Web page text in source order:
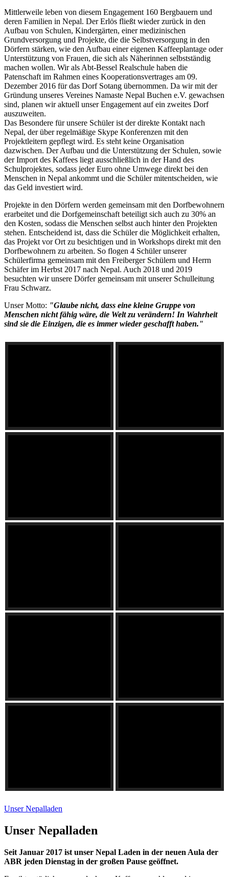
Mittlerweile leben von diesem Engagement 160 Bergbauern und
deren Familien in Nepal. Der Erlös fließt wieder zurück in den
Aufbau von Schulen, Kindergärten, einer medizinischen
Grundversorgung und Projekte, die die Selbstversorgung in den
Dörfern stärken, wie den Aufbau einer eigenen Kaffeeplantage oder
Unterstützung von Frauen, die sich als Näherinnen selbstständig
machen wollen. Wir als Abt-Bessel Realschule haben die
Patenschaft im Rahmen eines Kooperationsvertrages am 09.
Dezember 2016 für das Dorf Sotang übernommen. Da wir mit der
Gründung unseres Vereines Namaste Nepal Buchen e.V. gewachsen
sind, planen wir aktuell unser Engagement auf ein zweites Dorf
auszuweiten.
Das Besondere für unsere Schüler ist der direkte Kontakt nach
Nepal, der über regelmäßige Skype Konferenzen mit den
Projektleitern gepflegt wird. Es steht keine Organisation
dazwischen. Der Aufbau und die Unterstützung der Schulen, sowie
der Import des Kaffees liegt ausschließlich in der Hand des
Schulprojektes, sodass jeder Euro ohne Umwege direkt bei den
Menschen in Nepal ankommt und die Schüler mitentscheiden, wie
das Geld investiert wird.
Projekte in den Dörfern werden gemeinsam mit den Dorfbewohnern
erarbeitet und die Dorfgemeinschaft beteiligt sich auch zu 30% an
den Kosten, sodass die Menschen selbst auch hinter den Projekten
stehen. Entscheidend ist, dass die Schüler die Möglichkeit erhalten,
das Projekt vor Ort zu besichtigen und in Workshops direkt mit den
Dorfbewohnern zu arbeiten. So flogen 4 Schüler unserer
Schülerfirma gemeinsam mit den Freiberger Schülern und Herrn
Schäfer im Herbst 2017 nach Nepal. Auch 2018 und 2019
besuchten wir unsere Dörfer gemeinsam mit unserer Schulleitung
Frau Schwarz.
Unser Motto: "Glaube nicht, dass eine kleine Gruppe von
Menschen nicht fähig wäre, die Welt zu verändern! In Wahrheit
sind sie die Einzigen, die es immer wieder geschafft haben."
Unser Nepalladen
Unser Nepalladen
Seit Januar 2017 ist unser Nepal Laden in der neuen Aula der
ABR jeden Dienstag in der großen Pause geöffnet.